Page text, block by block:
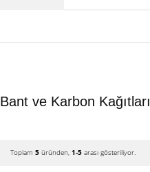
Bant ve Karbon Kağıtları
Toplam 5üründen, 1-5arası gösteriliyor.